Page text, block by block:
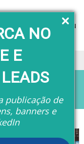
NO
E
publicação de
banners e
Menu